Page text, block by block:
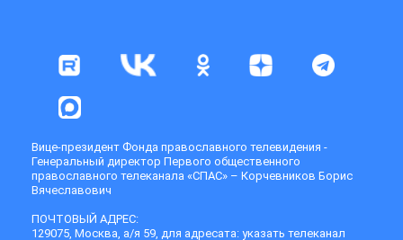
Вице-президент Фонда православного телевидения -
Генеральный директор Первого общественного
православного телеканала «СПАС» – Корчевников Борис
Вячеславович
ПОЧТОВЫЙ АДРЕС:
129075, Москва, а/я 59, для адресата: указать телеканал